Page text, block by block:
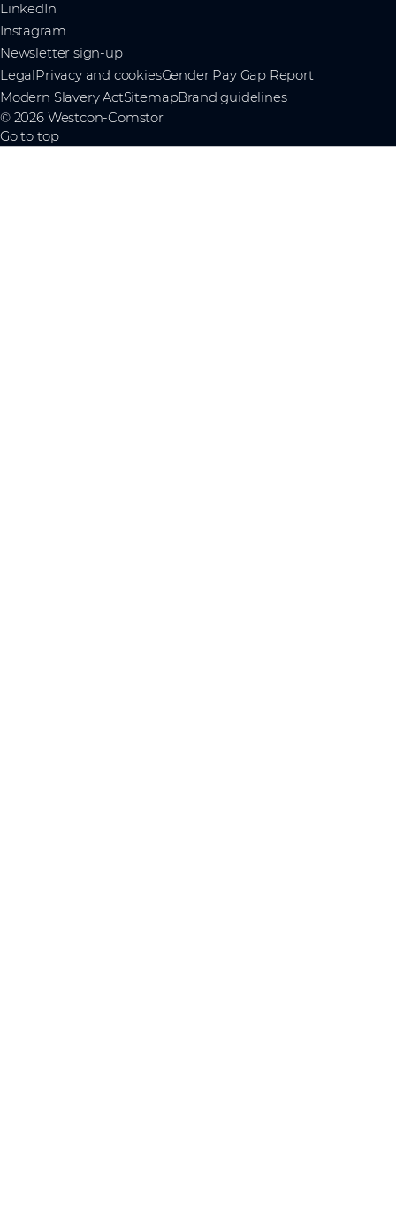
LinkedIn
Instagram
Newsletter sign-up
LegalPrivacy and cookiesGender Pay Gap Report
Modern Slavery ActSitemapBrand guidelines
© 2026 Westcon-Comstor
Go to top